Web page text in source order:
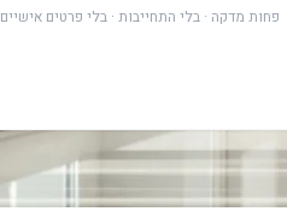
פחות מדקה · בלי התחייבות · בלי פרטים אישיים